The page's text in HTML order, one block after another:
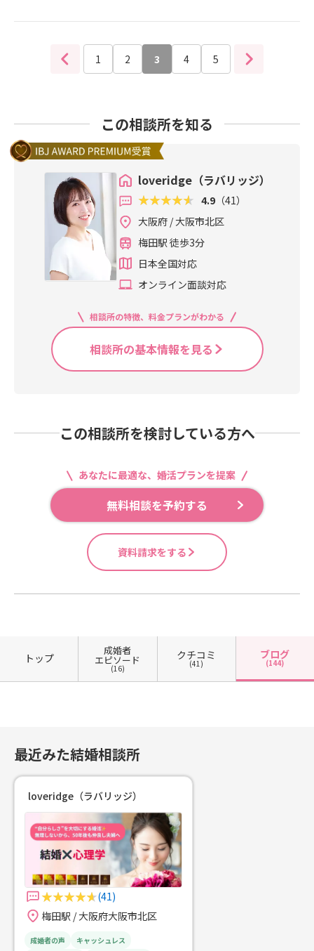
きましょう。「パートナーとはずっ
と仲良しでいたい」「自分らしい婚
活を始めたい」「ここでなら頑張れ
そう」そう感じてくださった方は、
っかりと伴走いたします。＼あなた
の一歩が、きっと未来を変えます／
👇男性無料カウンセリングのお申込
overidge.jp/m -contact👇女性無料
カウンセリングのお申込みはこちら
w -contact大阪・梅田の結婚相談所l
overidge（ラバリッジ）カウンセラ
ー：進藤愛架
ッジでの婚活は、「人の温かさ」と
談所ラバリッジの婚活は、ただ“出会
いの数”を増やすことではなく、「ど
ースを尊重しながら、“伴走型サポー
ト”で活動に寄り添っています。うま
くいかない時も、前に進みたい時
も、あなたの隣で気持ちを整理し、
心を整えるお手伝いをします。だか
らこそ、安心して「自分のままでい
られる婚活」が叶います。🌿婚活ス
タートは自分を知ることから✨ラバ
リッジでは、活動前に《自己理解ワ
ーク》を行い、あなた自身の「Myha
ppyrecipe（幸せのレシピ）」をプ
たがどんなときに幸せを感じるの
か、どんな関係を心地よいと感じる
のかを見つける大切なプロセス。こ
のワークを通して、「自分はどんな
結婚をしたいのか」「どんなパート
なく、“自分軸で歩む婚活”ができま
いも選択も、もっとシンプルに！そ
して、本当に心が安らぐお相手と出
会えたとき、迷いなく「この人だ」
と感じられるはずです。焦らず、自
るように。あなたが自分の想いを見
つめ、心から「この人となら✨」と
思える出会いをつかむまで、私はず
っと隣で伴走します。「私もこんな
ジでは、無料カウンセリングを承っ
ています。面談場所は、梅田の個室
ミーティングルーム、ご希望のカフ
ェ、またはオンラインからお選びい
婚」について、一緒に整理していき
ましょう。「ここでなら頑張れそ
う」「自分らしい婚活を始めたい」
そう感じてくださった方は、ぜひ一
ペースに寄り添いながら、しっかり
と伴走いたします。＼あなたの一歩
が、きっと未来を変えます／👇男性
無料カウンセリングのお申込みはこ
ちら http://www.konkatsu-loverid
セリングのお申込みはこちら http://
まも、「結婚したら終わり」ではな
でいける場所」で活動しませんか？
あなたの未来を、ここから一緒に描
を重ね、その方の大切にしているこ
せそうかをしっかり把握していま
す。だからこそ、プロフィール交換
と自信を持ってご紹介ができます。
また、お見合いが成立したあとの交
際の場面でも、仲人同士が連携して
サポートすることで、すれ違いを防
ぎ、スムーズに関係を築いていくお
手伝いができます。ラバリッジで
は、✔自分の価値観や条件で出会い
を探すこともできる✔婚活パーティ
ーなどの出会いにもチャレンジでき
る✔そして、昔ながらの“仲人からの
ご紹介”によるご縁も大切にしていま
すさまざまな出会い方の中で、あな
ていきます。
1 2 3 4 5
この相談所を知る
loveridge（ラバリッジ）
4.9（41）
大阪府 / 大阪市北区
梅田駅 徒歩3分
日本全国対応
オンライン面談対応
相談所の特徴、料金プランがわかる
相談所の基本情報を見る
この相談所を検討している方へ
あなたに最適な、婚活プランを提案
無料相談を予約する
資料請求をする
トップ
成婚者
エピソード
(16)
クチコミ
(41)
ブログ
(144)
最近みた結婚相談所
loveridge（ラバリッジ）
(41)
梅田駅 / 大阪府大阪市北区
成婚者の声
キャッシュレス